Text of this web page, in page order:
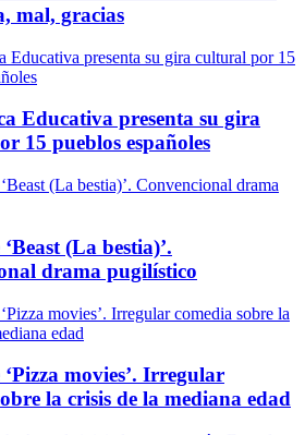
mal, gracias
Educativa presenta su gira
15 pueblos españoles
(La bestia)’.
drama pugilístico
movies’. Irregular
la crisis de la mediana edad